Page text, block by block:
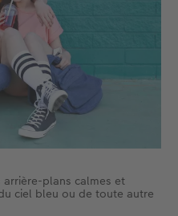
arrière-plans calmes et
ciel bleu ou de toute autre